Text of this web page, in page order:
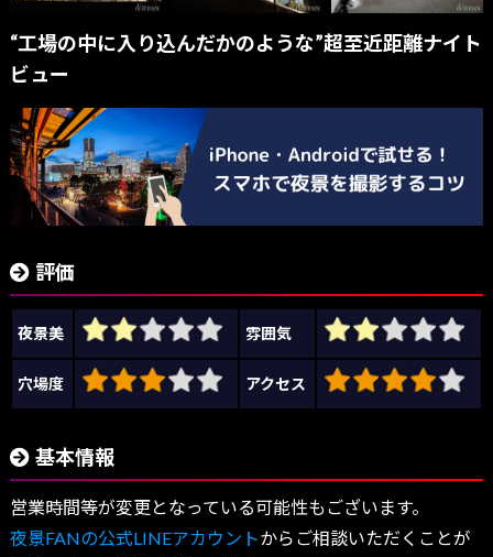
“工場の中に入り込んだかのような”超至近距離ナイト
ビュー
評価
夜景美 雰囲気
穴場度 アクセス
基本情報
営業時間等が変更となっている可能性もございます。
夜景FANの公式LINEアカウントからご相談いただくことが